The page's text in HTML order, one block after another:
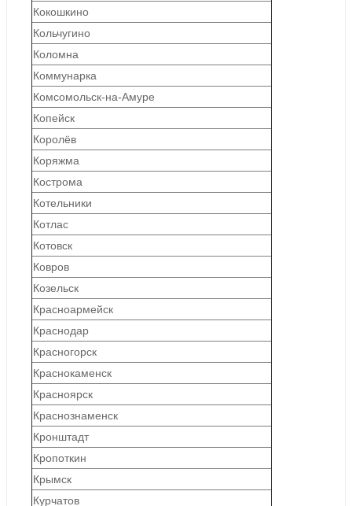
Кокошкино
Кольчугино
Коломна
Коммунарка
Комсомольск-на-Амуре
Копейск
Королёв
Коряжма
Кострома
Котельники
Котлас
Котовск
Ковров
Козельск
Красноармейск
Краснодар
Красногорск
Краснокаменск
Красноярск
Краснознаменск
Кронштадт
Кропоткин
Крымск
Курчатов